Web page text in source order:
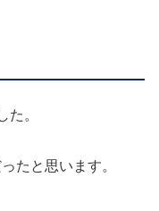
た。
たと思います。